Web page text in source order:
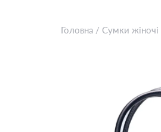
Головна / Сумки жіночі